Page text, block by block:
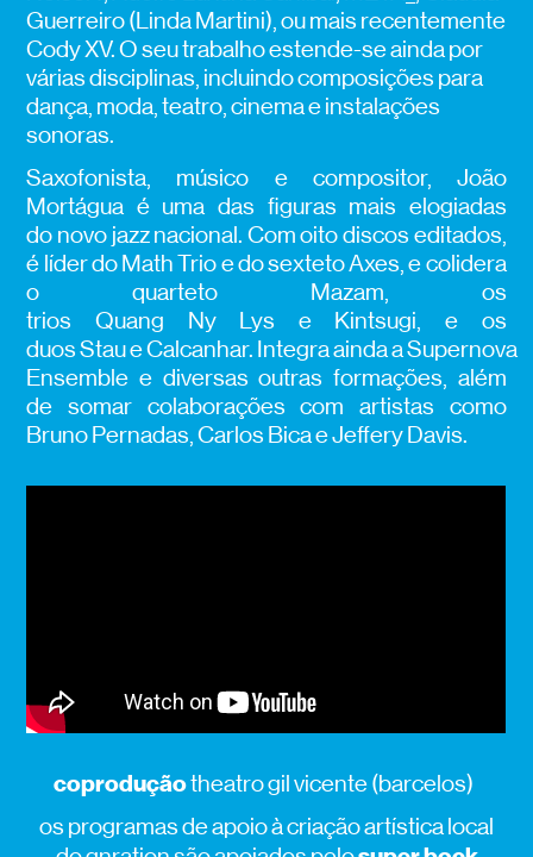
Guerreiro (Linda Martini), ou mais recentemente
Cody XV. O seu trabalho estende-se ainda por
várias disciplinas, incluindo composições para
dança, moda, teatro, cinema e instalações
sonoras.
Saxofonista, músico e compositor, João
Mortágua é uma das figuras mais elogiadas
do novo jazz nacional. Com oito discos editados,
é líder do Math Trio e do sexteto Axes, e colidera
o quarteto Mazam, os
trios Quang Ny Lys e Kintsugi, e os
duos Stau e Calcanhar. Integra ainda a Supernova
Ensemble e diversas outras formações, além
de somar colaborações com artistas como
Bruno Pernadas, Carlos Bica e Jeffery Davis.
coproduçãotheatrogilvicente (barcelos)
os programas de apoio à criação artística local